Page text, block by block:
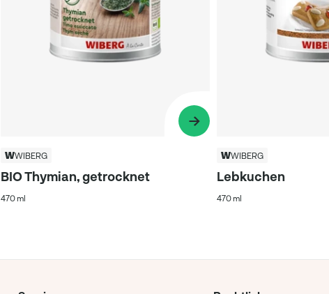
WIBERG
BIO Thymian, getrocknet
470 ml
WIBERG
Lebkuchen
470 ml